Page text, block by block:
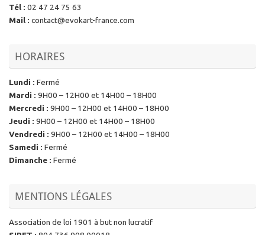
Tél : 02 47 24 75 63
Mail : contact@evokart-france.com
HORAIRES
Lundi : Fermé
Mardi : 9H00 – 12H00 et 14H00 – 18H00
Mercredi : 9H00 – 12H00 et 14H00 – 18H00
Jeudi : 9H00 – 12H00 et 14H00 – 18H00
Vendredi : 9H00 – 12H00 et 14H00 – 18H00
Samedi : Fermé
Dimanche : Fermé
MENTIONS LÉGALES
Association de loi 1901 à but non lucratif